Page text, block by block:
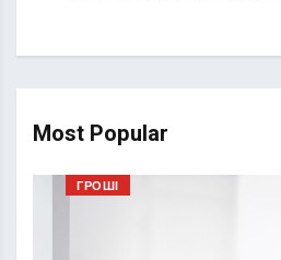
Most Popular
ГРОШІ